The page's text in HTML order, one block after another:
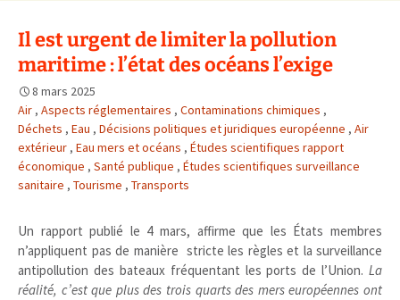
Il est urgent de limiter la pollution
maritime : l’état des océans l’exige
8 mars 2025
Air , Aspects réglementaires , Contaminations chimiques ,
Déchets , Eau , Décisions politiques et juridiques européenne , Air
extérieur , Eau mers et océans , Études scientifiques rapport
économique , Santé publique , Études scientifiques surveillance
sanitaire , Tourisme , Transports
Un rapport publié le 4 mars, affirme que les États membres
n’appliquent pas de manière stricte les règles et la surveillance
antipollution des bateaux fréquentant les ports de l’Union. La
réalité, c’est que plus des trois quarts des mers européennes ont